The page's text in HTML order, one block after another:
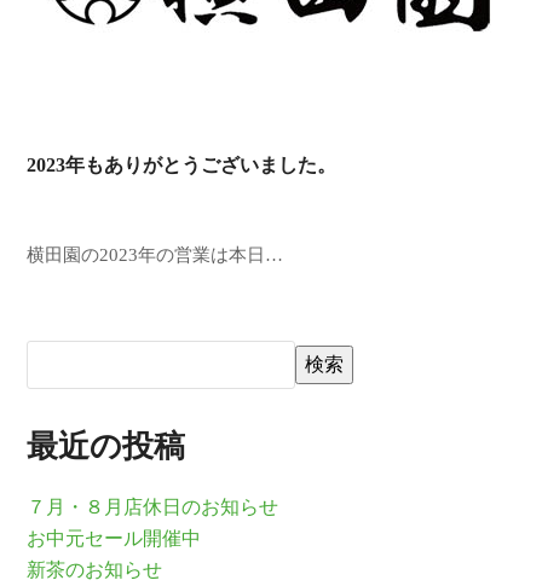
2023年もありがとうございました。
横田園の2023年の営業は本日…
検索
最近の投稿
７月・８月店休日のお知らせ
お中元セール開催中
新茶のお知らせ